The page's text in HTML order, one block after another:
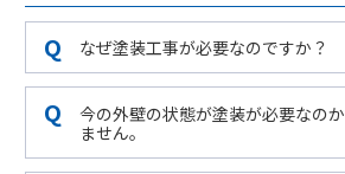
なぜ塗装工事が必要なのですか？
今の外壁の状態が塗装が必要なの
ません。